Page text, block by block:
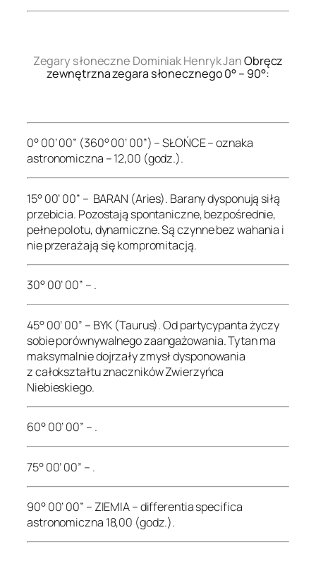
Zegary słoneczne Dominiak Henryk JanObręcz
zewnętrzna zegara słonecznego 0° – 90°:
0° 00’ 00” (360° 00’ 00”) – SŁOŃCE – oznaka
astronomiczna – 12,00 (godz.).
15° 00’ 00” – BARAN (Aries). Barany dysponują siłą
przebicia. Pozostają spontaniczne, bezpośrednie,
pełne polotu, dynamiczne. Są czynne bez wahania i
nie przerażają się kompromitacją.
30° 00’ 00” – .
45° 00’ 00” – BYK (Taurus). Od partycypanta życzy
sobie porównywalnego zaangażowania. Tytan ma
maksymalnie dojrzały zmysł dysponowania
z całokształtu znaczników Zwierzyńca
Niebieskiego.
60° 00’ 00” – .
75° 00’ 00” – .
90° 00’ 00” – ZIEMIA – differentia specifica
astronomiczna 18,00 (godz.).